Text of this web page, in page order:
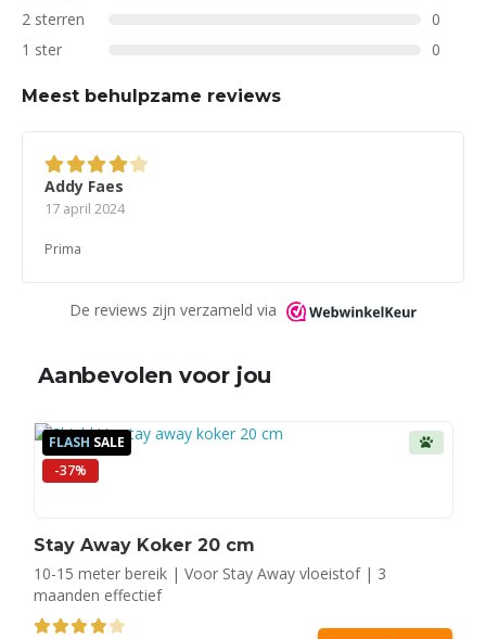
2 sterren
0
1 ster
0
Meest behulpzame reviews
4van 5
Addy Faes
17 april 2024
Prima
De reviews zijn verzameld via
Aanbevolen voor jou
FLASH SALE
-37%
Stay Away Koker 20 cm
10-15 meter bereik | Voor Stay Away vloeistof | 3
maanden effectief